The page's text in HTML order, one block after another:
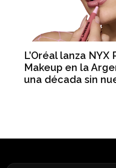
L’Oréal lanza
Makeup en la
una década sin